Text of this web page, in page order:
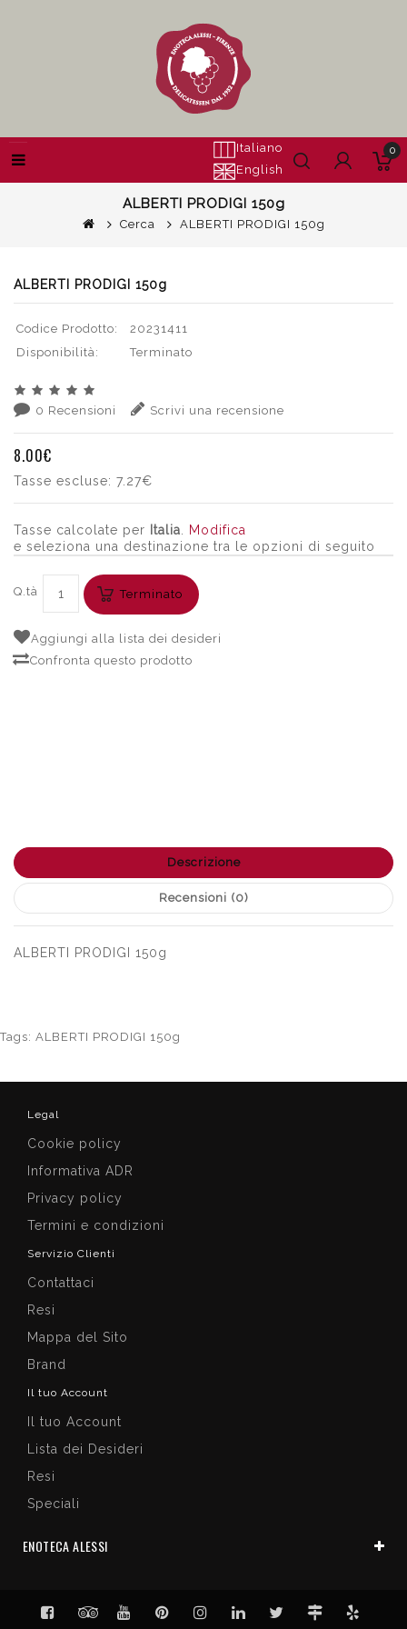
Italiano
English
0
ALBERTI PRODIGI 150g
Cerca ALBERTI PRODIGI 150g
ALBERTI PRODIGI 150g
Codice Prodotto:
20231411
Disponibilità:
Terminato
0 Recensioni Scrivi una recensione
8.00€
Tasse escluse: 7.27€
Tasse calcolate per Italia
Modifica
e seleziona una destinazione tra le opzioni di seguito
Q.tà Terminato
Aggiungi alla lista dei desideri
Confronta questo prodotto
Descrizione
Recensioni (0)
ALBERTI PRODIGI 150g
Tags: ALBERTI PRODIGI 150g
Legal
Cookie policy
Informativa ADR
Privacy policy
Termini e condizioni
Servizio Clienti
Contattaci
Resi
Mappa del Sito
Brand
Il tuo Account
Il tuo Account
Lista dei Desideri
Resi
Speciali
ENOTECA ALESSI